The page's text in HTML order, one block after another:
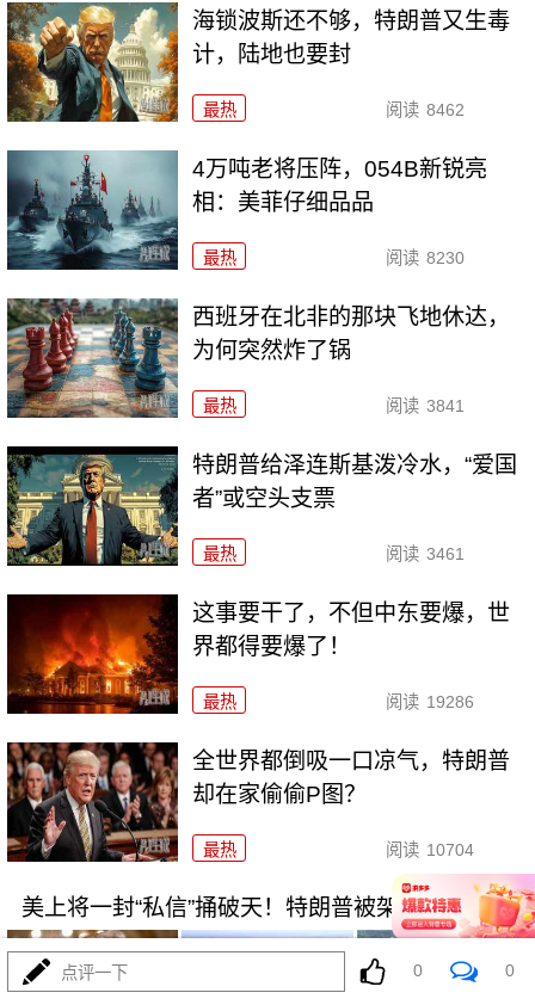
海锁波斯还不够，特朗普又生毒
计，陆地也要封
最热 阅读 8462
4万吨老将压阵，054B新锐亮
相：美菲仔细品品
最热 阅读 8230
西班牙在北非的那块飞地休达，
为何突然炸了锅
最热 阅读 3841
特朗普给泽连斯基泼冷水，“爱国
者”或空头支票
最热 阅读 3461
这事要干了，不但中东要爆，世
界都得要爆了！
最热 阅读 19286
全世界都倒吸一口凉气，特朗普
却在家偷偷P图？
最热 阅读 10704
美上将一封“私信”捅破天！特朗普被架在火上烤
点评一下 0 0